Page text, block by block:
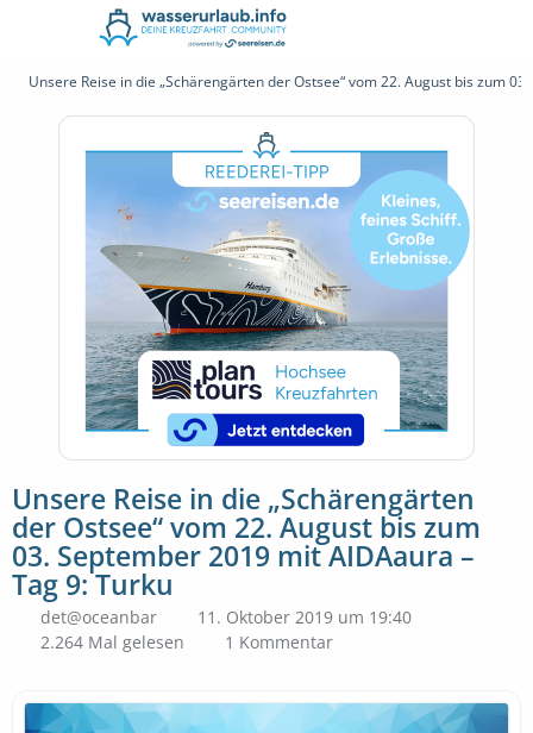
Unsere Reise in die „Schärengärten der Ostsee“ vom 22. August bis zum
Unsere Reise in die „Schärengärten
der Ostsee“ vom 22. August bis zum
03. September 2019 mit AIDAaura –
Tag 9: Turku
det@oceanbar
11. Oktober 2019 um 19:40
2.264 Mal gelesen
1 Kommentar